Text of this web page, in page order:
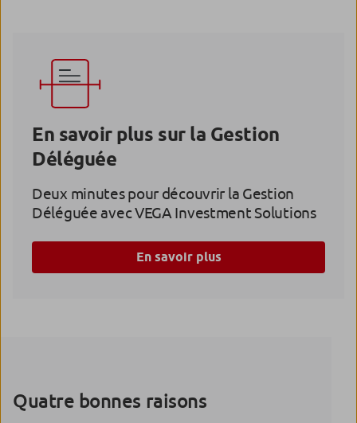
En savoir plus sur la Gestion
Déléguée
Deux minutes pour découvrir la Gestion
Déléguée avec VEGA Investment Solutions
En savoir plus
Quatre bonnes raisons